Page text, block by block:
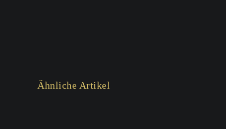
Ähnliche Artikel